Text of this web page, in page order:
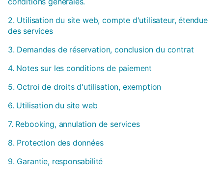
2. Utilisation du site web, compte d'utilisateur, étendue
des services
3. Demandes de réservation, conclusion du contrat
4. Notes sur les conditions de paiement
5. Octroi de droits d'utilisation, exemption
6. Utilisation du site web
7. Rebooking, annulation de services
8. Protection des données
9. Garantie, responsabilité